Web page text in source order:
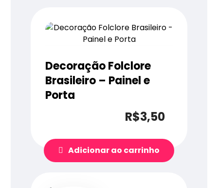
Decoração Folclore
Brasileiro – Painel e
Porta
R$3,50
Adicionar ao carrinho